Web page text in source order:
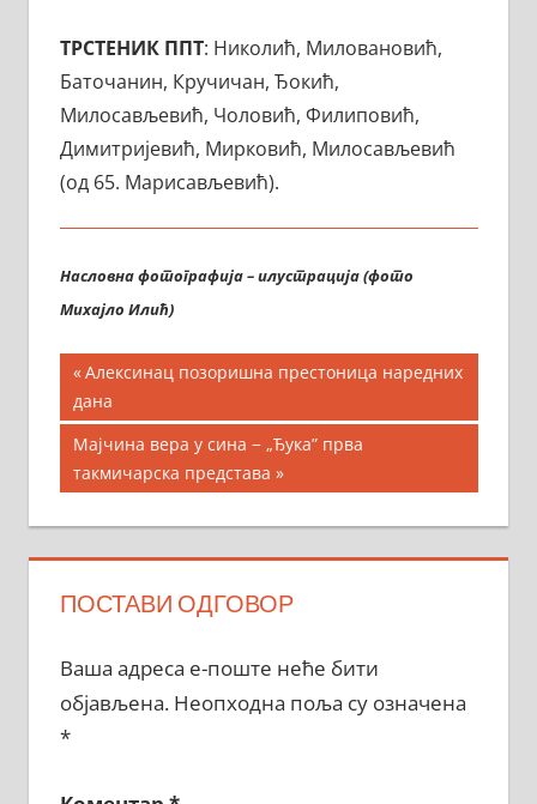
ТРСТЕНИК ППТ: Николић, Миловановић,
Баточанин, Кручичан, Ђокић,
Милосављевић, Чоловић, Филиповић,
Димитријевић, Мирковић, Милосављевић
(од 65. Maрисављевић).
Насловна фотографија – илустрација (фото
Михајло Илић)
Кретање
чланка
Previous
Post:
Алексинац позоришна престоница наредних
дана
Next
Post:
Мајчина вера у сина − „Ђука” прва
такмичарска представа
ПОСТАВИ ОДГОВОР
Ваша адреса е-поште неће бити
објављена. Неопходна поља су означена
*